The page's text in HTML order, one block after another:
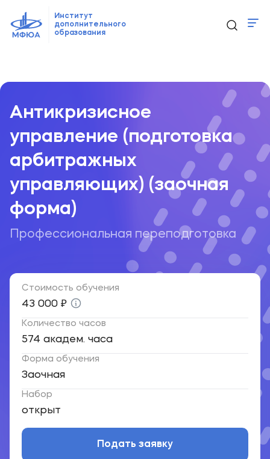
Институт
дополнительного
образования
Контакты
ido@mfua.ru
Выбрать программу
Антикризисное
управление (подготовка
арбитражных
управляющих) (заочная
форма)
Профессиональная переподготовка
Стоимость обучения
43 000 ₽
Количество часов
574 академ. часа
Форма обучения
Заочная
Набор
открыт
Подать заявку